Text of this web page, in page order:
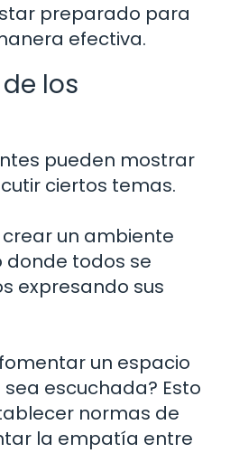
preparado para
efectiva.
los
pueden mostrar
ciertos temas.
un ambiente
donde todos se
expresando sus
un espacio
escuchada? Esto
normas de
la empatía entre